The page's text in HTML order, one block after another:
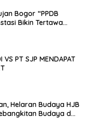
Bogor “PPDB
Bikin Tertawa
VS PT SJP MENDAPAT
Helaran Budaya HJB
Budaya dan